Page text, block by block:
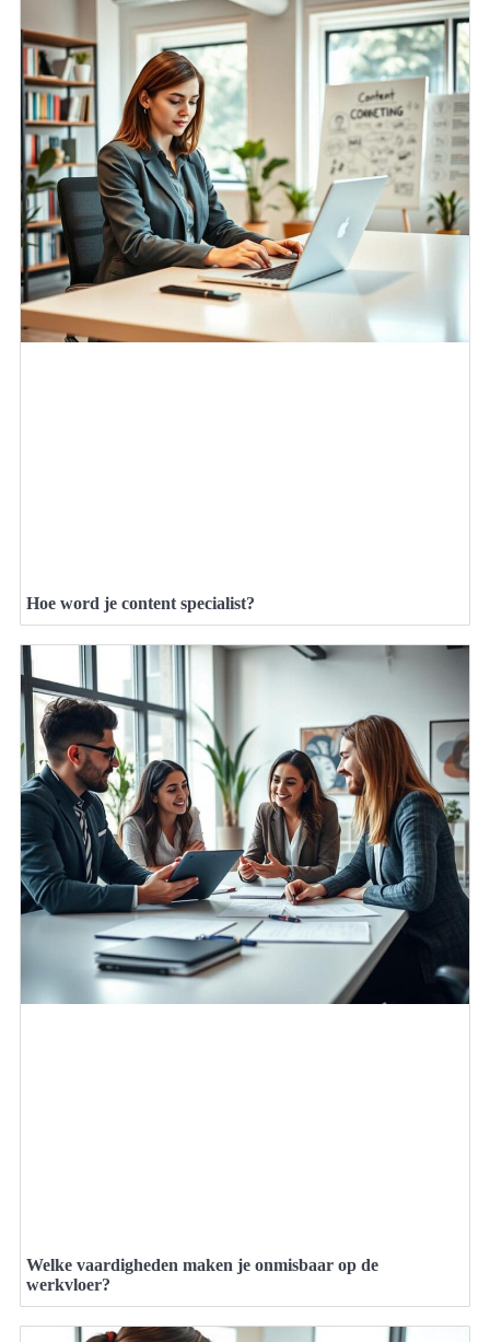
Hoe word je content specialist?
Welke vaardigheden maken je onmisbaar op de
werkvloer?